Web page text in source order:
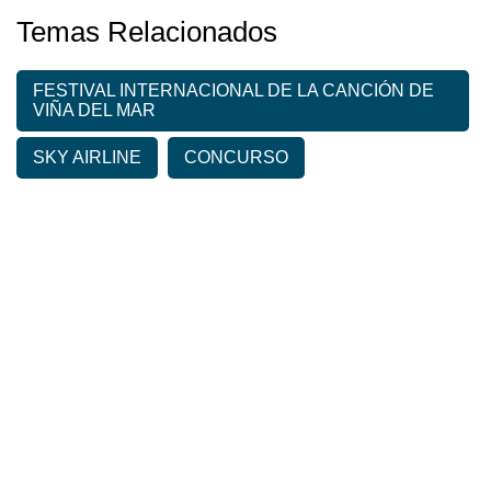
Temas Relacionados
FESTIVAL INTERNACIONAL DE LA CANCIÓN DE
VIÑA DEL MAR
SKY AIRLINE CONCURSO